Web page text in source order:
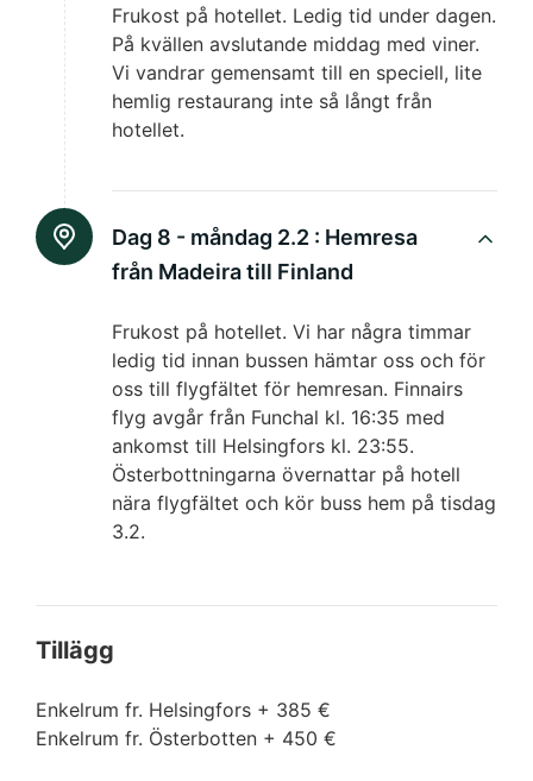
Frukost på hotellet. Ledig tid under dagen.
På kvällen avslutande middag med viner.
Vi vandrar gemensamt till en speciell, lite
hemlig restaurang inte så långt från
hotellet.
Dag 8 - måndag 2.2 : Hemresa
från Madeira till Finland
Frukost på hotellet. Vi har några timmar
ledig tid innan bussen hämtar oss och för
oss till flygfältet för hemresan. Finnairs
flyg avgår från Funchal kl. 16:35 med
ankomst till Helsingfors kl. 23:55.
Österbottningarna övernattar på hotell
nära flygfältet och kör buss hem på tisdag
3.2.
Tillägg
Enkelrum fr. Helsingfors + 385 €
Enkelrum fr. Österbotten + 450 €